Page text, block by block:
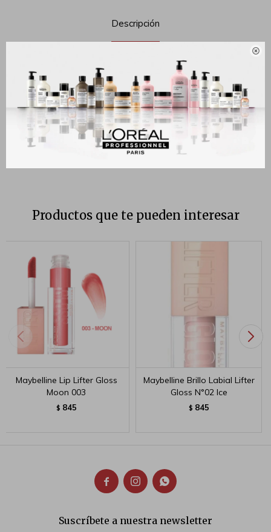

Descripción
Descripción
Descubre el nuevo labial líquido SuperStay Vinyl Ink de Maybelline. Le
da a tus labios un acabado tipo vinilo que no se corre y dura hasta 16
horas. Este lipstick de larga duración tiene una fórmula que desafía
las manchas y transferencia. Además proporciona un brillo
instantáneo al terminar la aplicación.
Productos que te pueden interesar
Maybelline Lip Lifter Gloss
Moon 003
$ 845
Maybelline Brillo Labial Lifter
Gloss N°02 Ice
$ 845
  
Suscríbete a nuestra newsletter